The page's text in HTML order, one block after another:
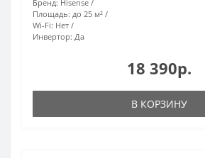
Бренд: Hisense
Площадь: до 25 м²
Wi-Fi: Нет
Инвертор: Да
18 390р.
В КОРЗИНУ